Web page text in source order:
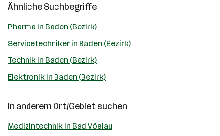
Ähnliche Suchbegriffe
Pharma in Baden (Bezirk)
Servicetechniker in Baden (Bezirk)
Technik in Baden (Bezirk)
Elektronik in Baden (Bezirk)
In anderem Ort/Gebiet suchen
Medizintechnik in Bad Vöslau